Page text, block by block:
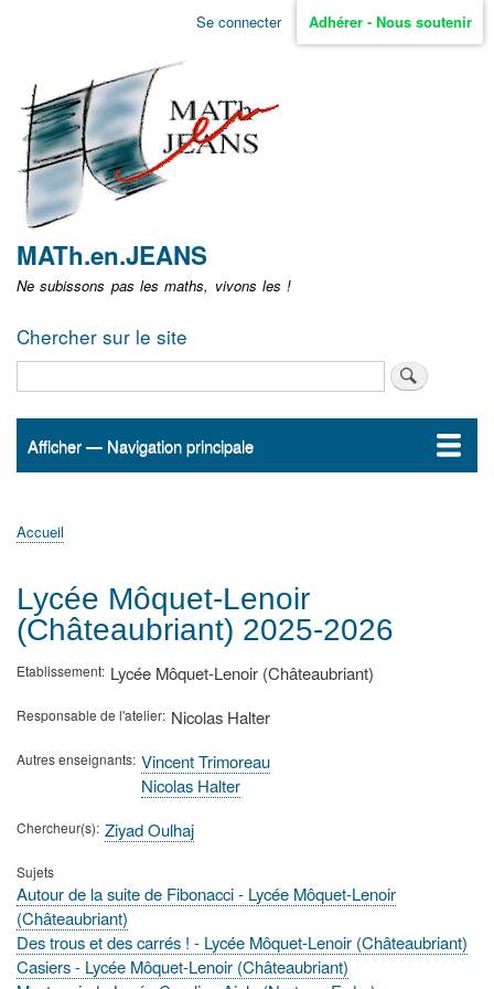
Aller
non
identifié
Se connecter Adhérer - Nous soutenir
MATh.en.JEANS
Ne subissons pas les maths, vivons les !
Chercher sur le site
Navigation
Afficher — Navigation principale
Accueil
ActualitésMATh.en.JEANS ?
Régions et Ateliers
Créer, gérer un atelier
Sujets/Publications
Congrès
d'Ariane
Accueil
Lycée Môquet-Lenoir
(Châteaubriant) 2025-2026
Etablissement Lycée Môquet-Lenoir (Châteaubriant)
Responsable de l'atelier Nicolas Halter
Autres enseignants Vincent Trimoreau
Nicolas Halter
Chercheur(s) Ziyad Oulhaj
Sujets
Autour de la suite de Fibonacci - Lycée Môquet-Lenoir
(Châteaubriant)
Des trous et des carrés ! - Lycée Môquet-Lenoir (Châteaubriant)
Casiers - Lycée Môquet-Lenoir (Châteaubriant)